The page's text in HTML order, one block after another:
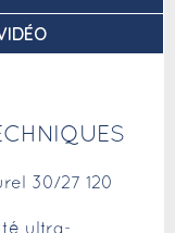
30/27 120